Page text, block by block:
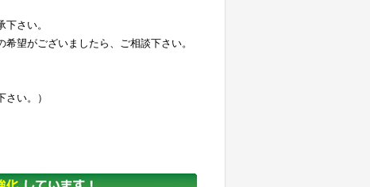
さい。
望がございましたら、ご相談下さい。
い。）